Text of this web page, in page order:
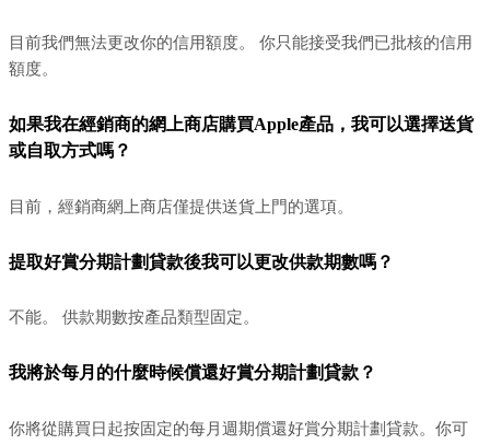
目前我們無法更改你的信用額度。 你只能接受我們已批核的信用
額度。
如果我在經銷商的網上商店購買Apple產品，我可以選擇送貨
或自取方式嗎？
目前，經銷商網上商店僅提供送貨上門的選項。
提取好賞分期計劃貸款後我可以更改供款期數嗎？
不能。 供款期數按產品類型固定。
我將於每月的什麼時候償還好賞分期計劃貸款？
你將從購買日起按固定的每月週期償還好賞分期計劃貸款。你可